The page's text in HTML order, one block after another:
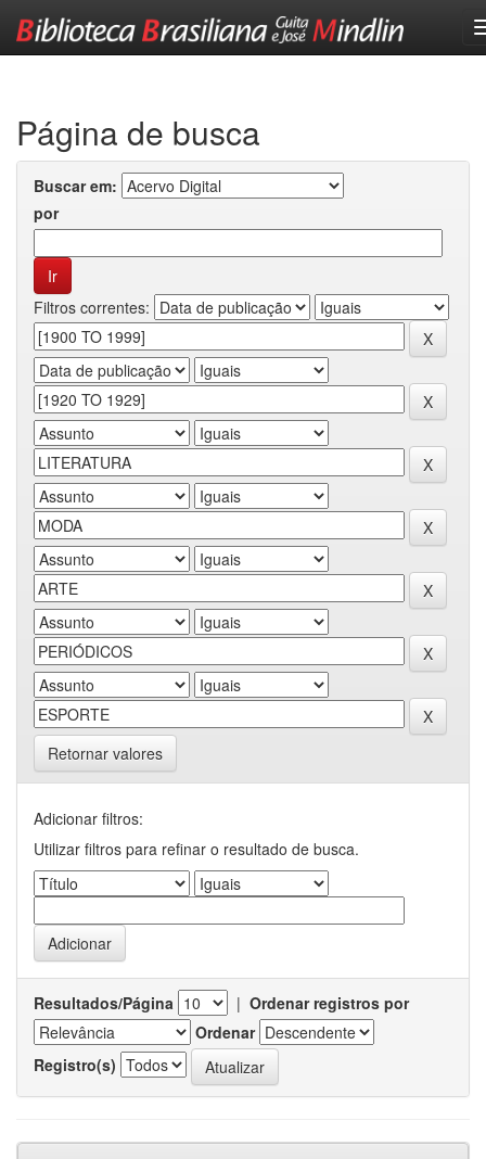
Página de busca
Buscar em:
por
Filtros correntes:
Retornar valores
Adicionar filtros:
Utilizar filtros para refinar o resultado de busca.
Resultados/Página | Ordenar registros por
Ordenar
Registro(s)